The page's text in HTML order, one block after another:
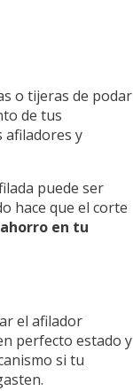
o tijeras de podar
de tus
afiladores y
puede ser
hace que el corte
en tu
el afilador
perfecto estado y
si tu